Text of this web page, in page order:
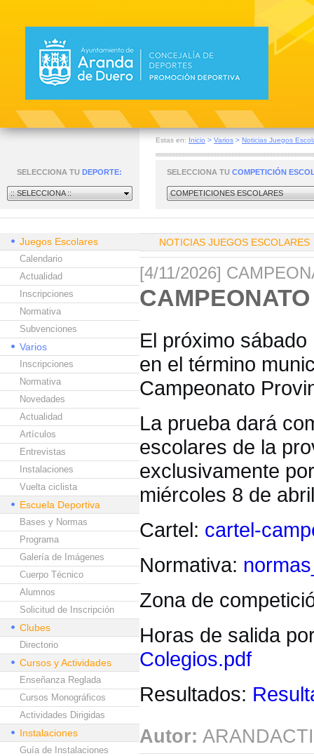
Estas en: Inicio > Varios > Noticias Juegos
SELECCIONA TUDEPORTE:
:: SELECCIONA ::
SELECCIONA TU COMPETICIÓN
COMPETICIONES ESCOLARES
Juegos Escolares
Calendario
Actualidad
Inscripciones
Normativa
Subvenciones
Varios
Inscripciones
Normativa
Novedades
Actualidad
Artículos
Entrevistas
Instalaciones
Vuelta ciclista
Escuela Deportiva
Bases y Normas
Programa
Galería de Imágenes
Cuerpo Técnico
Alumnos
Solicitud de Inscripción
Clubes
Directorio
Cursos y Actividades
Enseñanza Reglada
Cursos Monográficos
Actividades Dirigidas
Instalaciones
Guía de Instalaciones
NOTICIAS JUEGOS ESCOLARES
[4/11/2026]
El próximo
en el término
Campeonato
La prueba dará
escolares de la
exclusivamente
miércoles 8 de
Cartel: cartel-
Normativa:
Zona de
Horas de salida
Colegios.pdf
Resultados:
Autor: